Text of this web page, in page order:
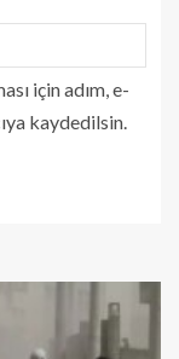
için adım, e-
kaydedilsin.